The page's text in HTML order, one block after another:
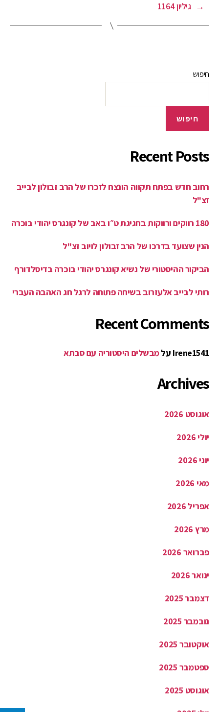
→ גיליון 1164
חיפוש
חיפוש
Recent Posts
רחוב חדש בפתח תקווה הונצח לזכרו של הרב זבולון לבייב
זצ"ל
180 רווקים ורווקות בחגיגת ט״ו באב של קונגרס יהודי בוכרה
הנין שצועד בדרכו של הרב זבולון לויוב זצ"ל
הביקור ההיסטורי של נשיא קונגרס יהודי בוכרה בדיסלדורף
רותי לבייב אלעזרוב בשיחה פתוחה לרגל חג האהבה העברי
Recent Comments
Irene1541 עלמבשלים היסטוריה עם סבתא
Archives
אוגוסט 2026
יולי 2026
יוני 2026
מאי 2026
אפריל 2026
מרץ 2026
פברואר 2026
ינואר 2026
דצמבר 2025
נובמבר 2025
אוקטובר 2025
ספטמבר 2025
אוגוסט 2025